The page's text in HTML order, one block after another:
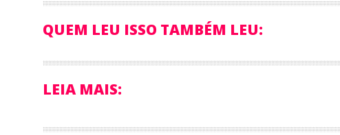
QUEM LEU ISSO TAMBÉM LEU:
LEIA MAIS: